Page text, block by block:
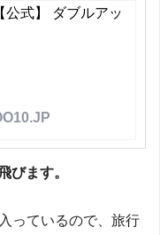
公式】 ダブルアッ
びます。
っているので、旅行